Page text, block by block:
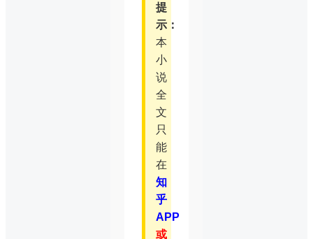
提
示：
本
小
说
全
文
只
能
在
知
乎
APP
或